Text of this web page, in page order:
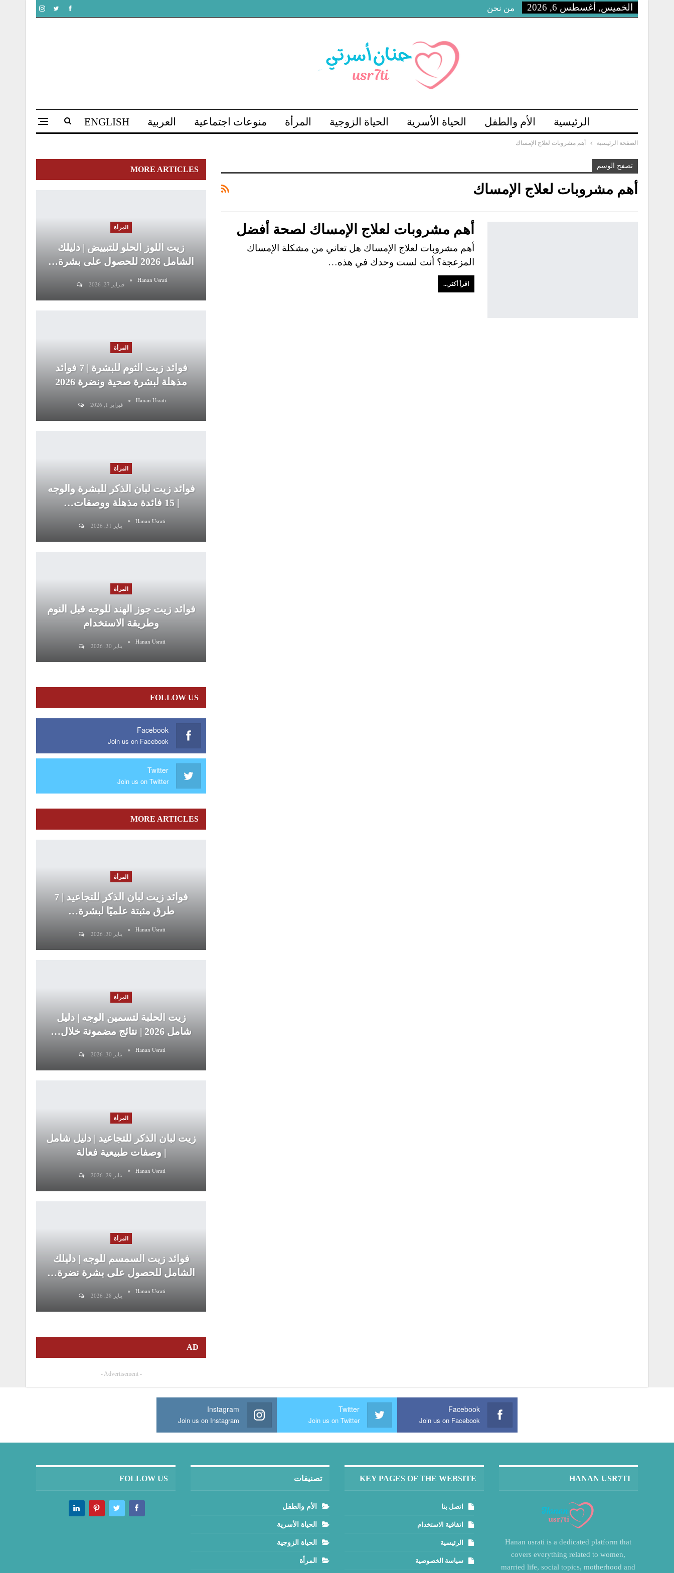
الخميس, أغسطس 6, 2026 من نحن
الرئيسية الأم والطفل الحياة الأسرية الحياة الزوجية المرأة منوعات اجتماعية العربية ENGLISH
الصفحة الرئيسية أهم مشروبات لعلاج الإمساك
تصفح الوسم
أهم مشروبات لعلاج الإمساك
أهم مشروبات لعلاج الإمساك لصحة أفضل
أهم مشروبات لعلاج الإمساك هل تعاني من مشكلة الإمساك
المزعجة؟ أنت لست وحدك في هذه…
اقرأ أكثر...
MORE ARTICLES
المرأة
زيت اللوز الحلو للتبييض | دليلك
الشامل 2026 للحصول على بشرة…
Hanan Usrati
فبراير 27, 2026
المرأة
فوائد زيت الثوم للبشرة | 7 فوائد
مذهلة لبشرة صحية ونضرة 2026
Hanan Usrati
فبراير 1, 2026
المرأة
فوائد زيت لبان الذكر للبشرة والوجه
| 15 فائدة مذهلة ووصفات…
Hanan Usrati
يناير 31, 2026
المرأة
فوائد زيت جوز الهند للوجه قبل النوم
وطريقة الاستخدام
Hanan Usrati
يناير 30, 2026
FOLLOW US
Facebook
Join us on Facebook
Twitter
Join us on Twitter
MORE ARTICLES
المرأة
فوائد زيت لبان الذكر للتجاعيد | 7
طرق مثبتة علميًا لبشرة…
Hanan Usrati
يناير 30, 2026
المرأة
زيت الحلبة لتسمين الوجه | دليل
شامل 2026 | نتائج مضمونة خلال…
Hanan Usrati
يناير 30, 2026
المرأة
زيت لبان الذكر للتجاعيد | دليل شامل
| وصفات طبيعية فعالة
Hanan Usrati
يناير 29, 2026
المرأة
فوائد زيت السمسم للوجه | دليلك
الشامل للحصول على بشرة نضرة…
Hanan Usrati
يناير 28, 2026
AD
- Advertisement -
Facebook
Join us on Facebook
Twitter
Join us on Twitter
Instagram
Join us on Instagram
HANAN USR7TI
Hanan usrati is a dedicated platform that
covers everything related to women,
married life, social topics, motherhood and
KEY PAGES OF THE WEBSITE
اتصل بنا
اتفاقية الاستخدام
الرئيسية
سياسة الخصوصية
تصنيفات
الأم والطفل
الحياة الأسرية
الحياة الزوجية
المرأة
FOLLOW US